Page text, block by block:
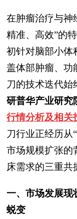
在肿瘤治疗与神
精准、高效”的
初针对脑部小体
盖体部肿瘤、功
刀的技术迭代始
研普华产业研究
行情分析及相关
刀行业正经历从
市场规模扩张的
床需求的三重共
一、市场发展现
蜕变